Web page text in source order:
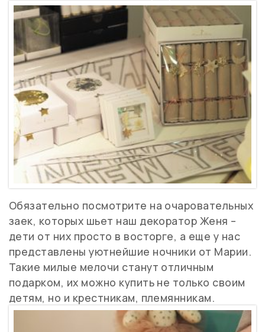
Обязательно посмотрите на очаровательных
заек, которых шьет наш декоратор Женя –
дети от них просто в восторге, а еще у нас
представлены уютнейшие ночники от Марии.
Такие милые мелочи станут отличным
подарком, их можно купить не только своим
детям, но и крестникам, племянникам.